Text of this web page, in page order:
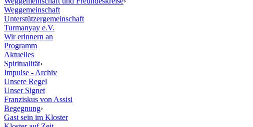
Weggemeinschaft
Unterstützergemeinschaft
Turmanyay e.V.
Wir erinnern an
Programm
Aktuelles
Spiritualität›
Impulse - Archiv
Unsere Regel
Unser Signet
Franziskus von Assisi
Begegnung›
Gast sein im Kloster